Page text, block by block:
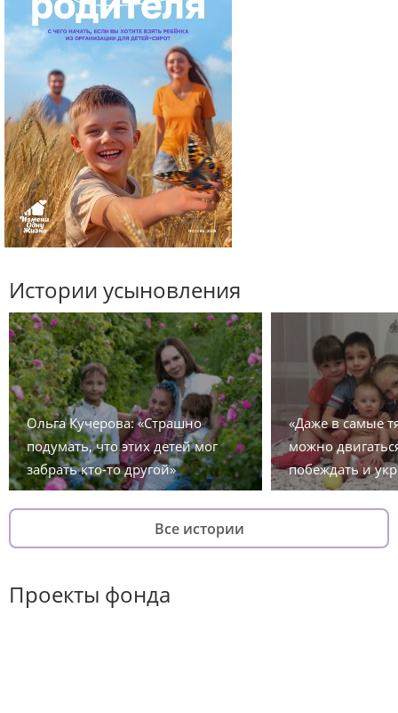
Истории усыновления
Ольга Кучерова: «Страшно
подумать, что этих детей мог
забрать кто-то другой»
«Даже в самые
можно
побеждать и
Все истории
Проекты фонда